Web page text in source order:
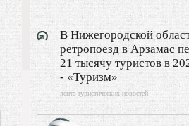
В Нижегородской
ретропоезд в Арзамас
21 тысячу туристов в
- «Туризм»
лента туристических новостей